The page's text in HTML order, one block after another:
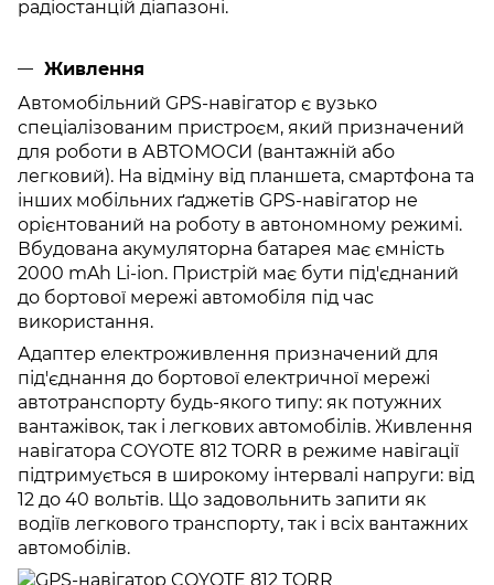
радіостанцій діапазоні.
Живлення
Автомобільний GPS-навігатор є вузько
спеціалізованим пристроєм, який призначений
для роботи в АВТОМОСИ (вантажній або
легковий). На відміну від планшета, смартфона та
інших мобільних ґаджетів GPS-навігатор не
орієнтований на роботу в автономному режимі.
Вбудована акумуляторна батарея має ємність
2000 mAh Li-ion. Пристрій має бути під'єднаний
до бортової мережі автомобіля під час
використання.
Адаптер електроживлення призначений для
під'єднання до бортової електричної мережі
автотранспорту будь-якого типу: як потужних
вантажівок, так і легкових автомобілів. Живлення
навігатора COYOTE 812 TORR в режиме навігації
підтримується в широкому інтервалі напруги: від
12 до 40 вольтів. Що задовольнить запити як
водіїв легкового транспорту, так і всіх вантажних
автомобілів.